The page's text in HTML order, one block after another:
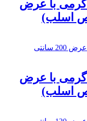
توری سنگبری 3*3، 65 گرمی با عرض
توری سنگبری 3*3، 65 گرمی با عرض